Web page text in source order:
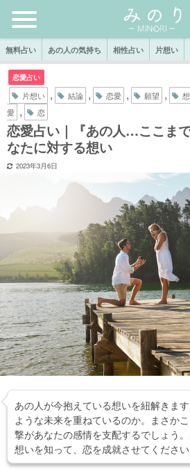
無料占い あの人の気持ち 相性占い 片想い
恋愛占い
片想い , 結論 , 恋愛 , 願望 ,
愛 , 恋
恋愛占い｜『あの人…ここま
なたに対する想い
2023年3月6日
あの人が今抱えている想いを紐解きま
ような未来を重ねているのか。まさか
撃があなたの感情を支配するでしょう
想いを知って、恋を成就させてください